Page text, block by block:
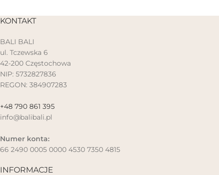
KONTAKT
BALI BALI
ul. Tczewska 6
42-200 Częstochowa
NIP: 5732827836
REGON: 384907283
+48 790 861 395
info@balibali.pl
Numer konta:
66 2490 0005 0000 4530 7350 4815
INFORMACJE